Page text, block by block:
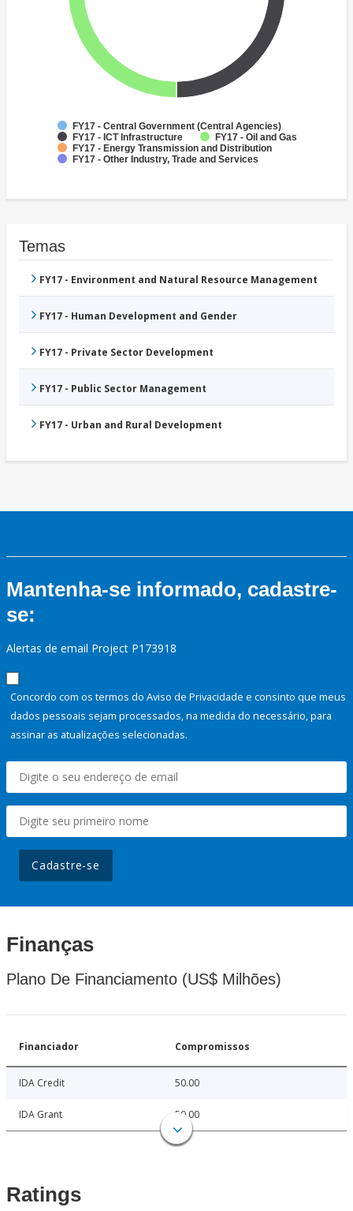
FY17 - Central Government (Central Agencies)
FY17 - ICT Infrastructure
FY17 - Oil and Gas
FY17 - Energy Transmission and Distribution
FY17 - Other Industry, Trade and Services
Temas
FY17 - Environment and Natural Resource Management
FY17 - Human Development and Gender
FY17 - Private Sector Development
FY17 - Public Sector Management
FY17 - Urban and Rural Development
Mantenha-se informado, cadastre-
se:
Alertas de email Project P173918
Concordo com os termos do Aviso de Privacidade e consinto que meus
dados pessoais sejam processados, na medida do necessário, para
assinar as atualizações selecionadas.
Cadastre-se
Finanças
Plano De Financiamento (US$ Milhões)
Financiador Compromissos
IDA Credit 50.00
IDA Grant 50.00
Ratings